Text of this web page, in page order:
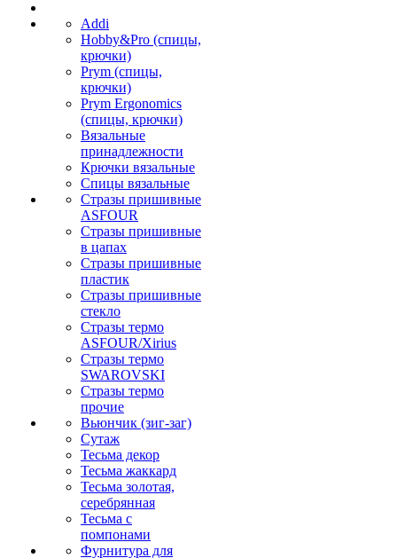
Addi
Hobby&Pro (спицы,
крючки)
Prym (спицы,
крючки)
Prym Ergonomics
(спицы, крючки)
Вязальные
принадлежности
Крючки вязальные
Спицы вязальные
Стразы пришивные
ASFOUR
Стразы пришивные
в цапах
Стразы пришивные
пластик
Стразы пришивные
стекло
Стразы термо
ASFOUR/Xirius
Стразы термо
SWAROVSKI
Стразы термо
прочие
Вьюнчик (зиг-заг)
Сутаж
Тесьма декор
Тесьма жаккард
Тесьма золотая,
серебрянная
Тесьма с
помпонами
Фурнитура для